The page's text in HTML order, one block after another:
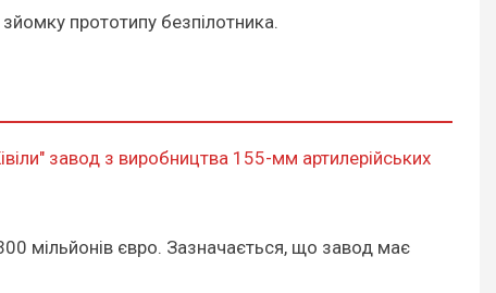
прототипу безпілотника.
завод з виробництва 155-мм артилерійських
мільйонів євро. Зазначається, що завод має